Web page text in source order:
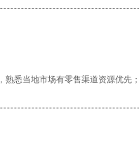
悉当地市场有零售渠道资源优先